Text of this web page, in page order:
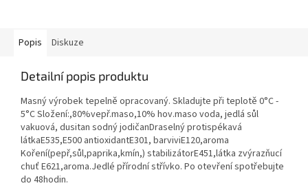
Popis Diskuze
Detailní popis produktu
Masný výrobek tepelně opracovaný. Skladujte při teplotě 0°C -
5°C Složení:,80%vepř.maso,10% hov.maso voda, jedlá sůl
vakuová, dusitan sodný jodičanDraselný protispékavá
látkaE535,E500 antioxidantE301, barviviE120,aroma
Koření(pepř,sůl,paprika,kmín,) stabilizátorE451,látka zvýrazňucí
chuť E621,aroma.Jedlé přírodní střívko. Po otevření spotřebujte
do 48hodin.